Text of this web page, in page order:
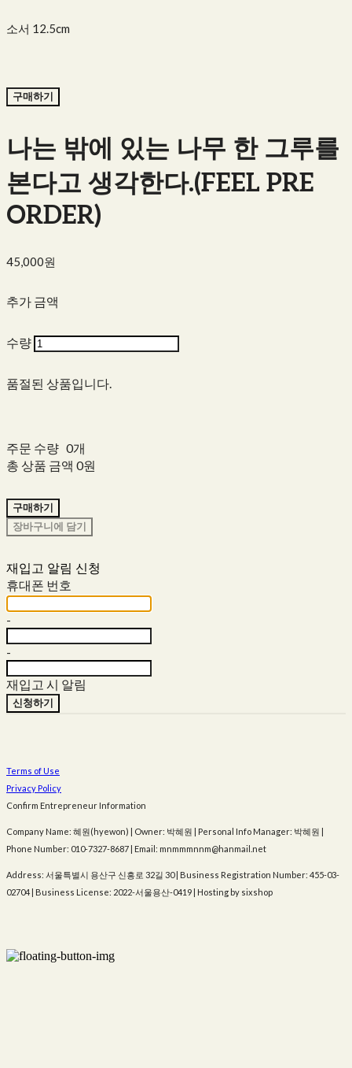
소서 12.5cm
구매하기
나는 밖에 있는 나무 한 그루를
본다고 생각한다.(FEEL PRE
ORDER)
45,000원
추가 금액
수량
품절된 상품입니다.
주문 수량 0개
총 상품 금액 0원
구매하기
장바구니에 담기
재입고 알림 신청
휴대폰 번호
-
-
재입고 시 알림
신청하기
Terms of Use
Privacy Policy
Confirm Entrepreneur Information
Company Name: 혜원(hyewon) | Owner: 박혜원 | Personal Info Manager: 박혜원 |
Phone Number: 010-7327-8687 | Email: mnmmmnnm@hanmail.net
Address: 서울특별시 용산구 신흥로 32길 30 | Business Registration Number: 455-03-
02704 | Business License: 2022-서울용산-0419 | Hosting by sixshop